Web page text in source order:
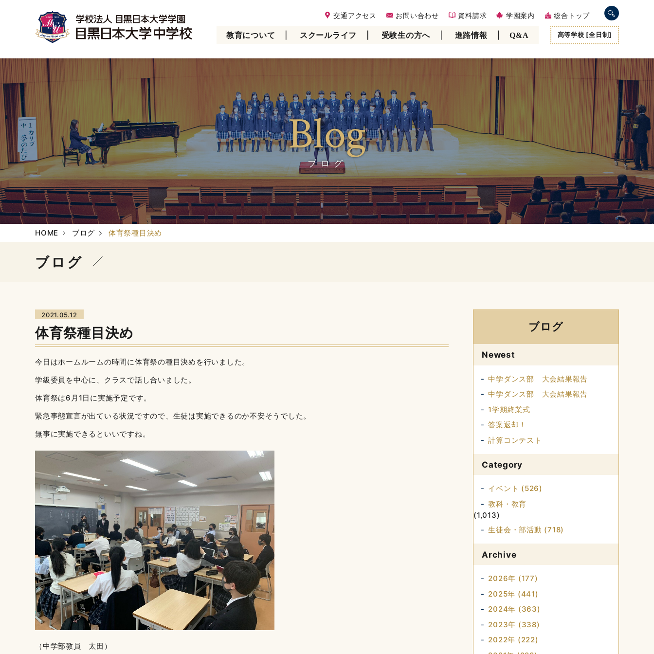
交通アクセス お問い合わせ 資料請求 学園案内 総合トップ
教育について スクールライフ 受験生の方へ 進路情報 Q&A 高等学校 [全日制]
Blog
ブログ
HOME ブログ 体育祭種目決め
ブログ
2021.05.12
体育祭種目決め
今日はホームルームの時間に体育祭の種目決めを行いました。
学級委員を中心に、クラスで話し合いました。
体育祭は6月1日に実施予定です。
緊急事態宣言が出ている状況ですので、生徒は実施できるのか不安そうでした。
無事に実施できるといいですね。
（中学部教員 太田）
ブログ
Newest
中学ダンス部 大会結果報告
中学ダンス部 大会結果報告
1学期終業式
答案返却！
計算コンテスト
Category
イベント (526)
教科・教育
(1,013)
生徒会・部活動 (718)
Archive
2026年 (177)
2025年 (441)
2024年 (363)
2023年 (338)
2022年 (222)